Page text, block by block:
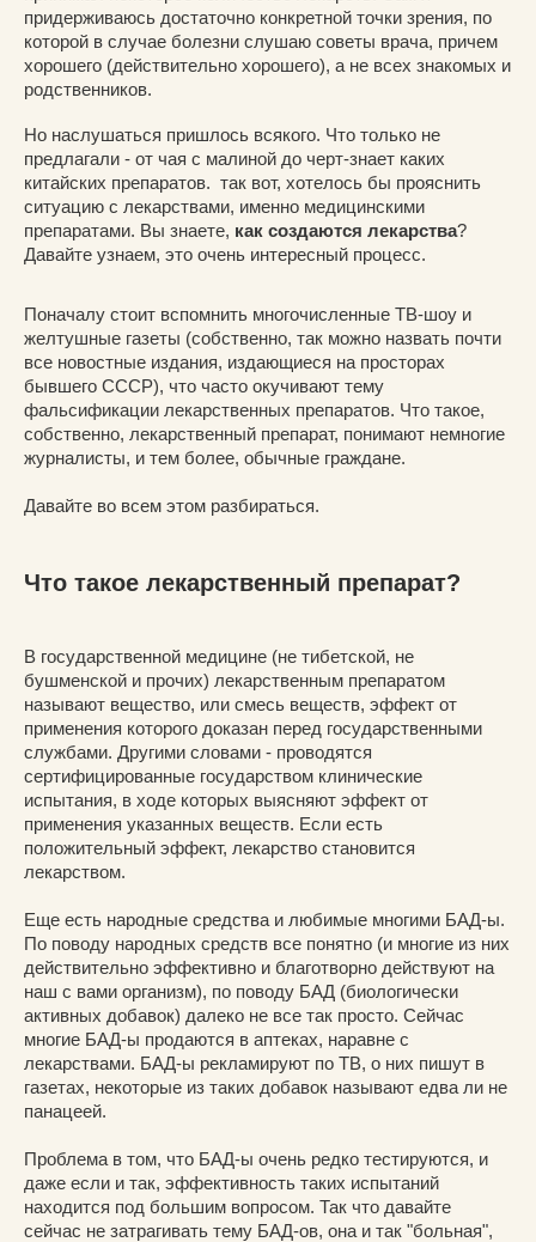
придерживаюсь достаточно конкретной точки зрения, по
которой в случае болезни слушаю советы врача, причем
хорошего (действительно хорошего), а не всех знакомых и
родственников.
Но наслушаться пришлось всякого. Что только не
предлагали - от чая с малиной до черт-знает каких
китайских препаратов. так вот, хотелось бы прояснить
ситуацию с лекарствами, именно медицинскими
препаратами. Вы знаете, как создаются лекарства?
Давайте узнаем, это очень интересный процесс.
Поначалу стоит вспомнить многочисленные ТВ-шоу и
желтушные газеты (собственно, так можно назвать почти
все новостные издания, издающиеся на просторах
бывшего СССР), что часто окучивают тему
фальсификации лекарственных препаратов. Что такое,
собственно, лекарственный препарат, понимают немногие
журналисты, и тем более, обычные граждане.
Давайте во всем этом разбираться.
Что такое лекарственный препарат?
В государственной медицине (не тибетской, не
бушменской и прочих) лекарственным препаратом
называют вещество, или смесь веществ, эффект от
применения которого доказан перед государственными
службами. Другими словами - проводятся
сертифицированные государством клинические
испытания, в ходе которых выясняют эффект от
применения указанных веществ. Если есть
положительный эффект, лекарство становится
лекарством.
Еще есть народные средства и любимые многими БАД-ы.
По поводу народных средств все понятно (и многие из них
действительно эффективно и благотворно действуют на
наш с вами организм), по поводу БАД (биологически
активных добавок) далеко не все так просто. Сейчас
многие БАД-ы продаются в аптеках, наравне с
лекарствами. БАД-ы рекламируют по ТВ, о них пишут в
газетах, некоторые из таких добавок называют едва ли не
панацеей.
Проблема в том, что БАД-ы очень редко тестируются, и
даже если и так, эффективность таких испытаний
находится под большим вопросом. Так что давайте
сейчас не затрагивать тему БАД-ов, она и так "больная",